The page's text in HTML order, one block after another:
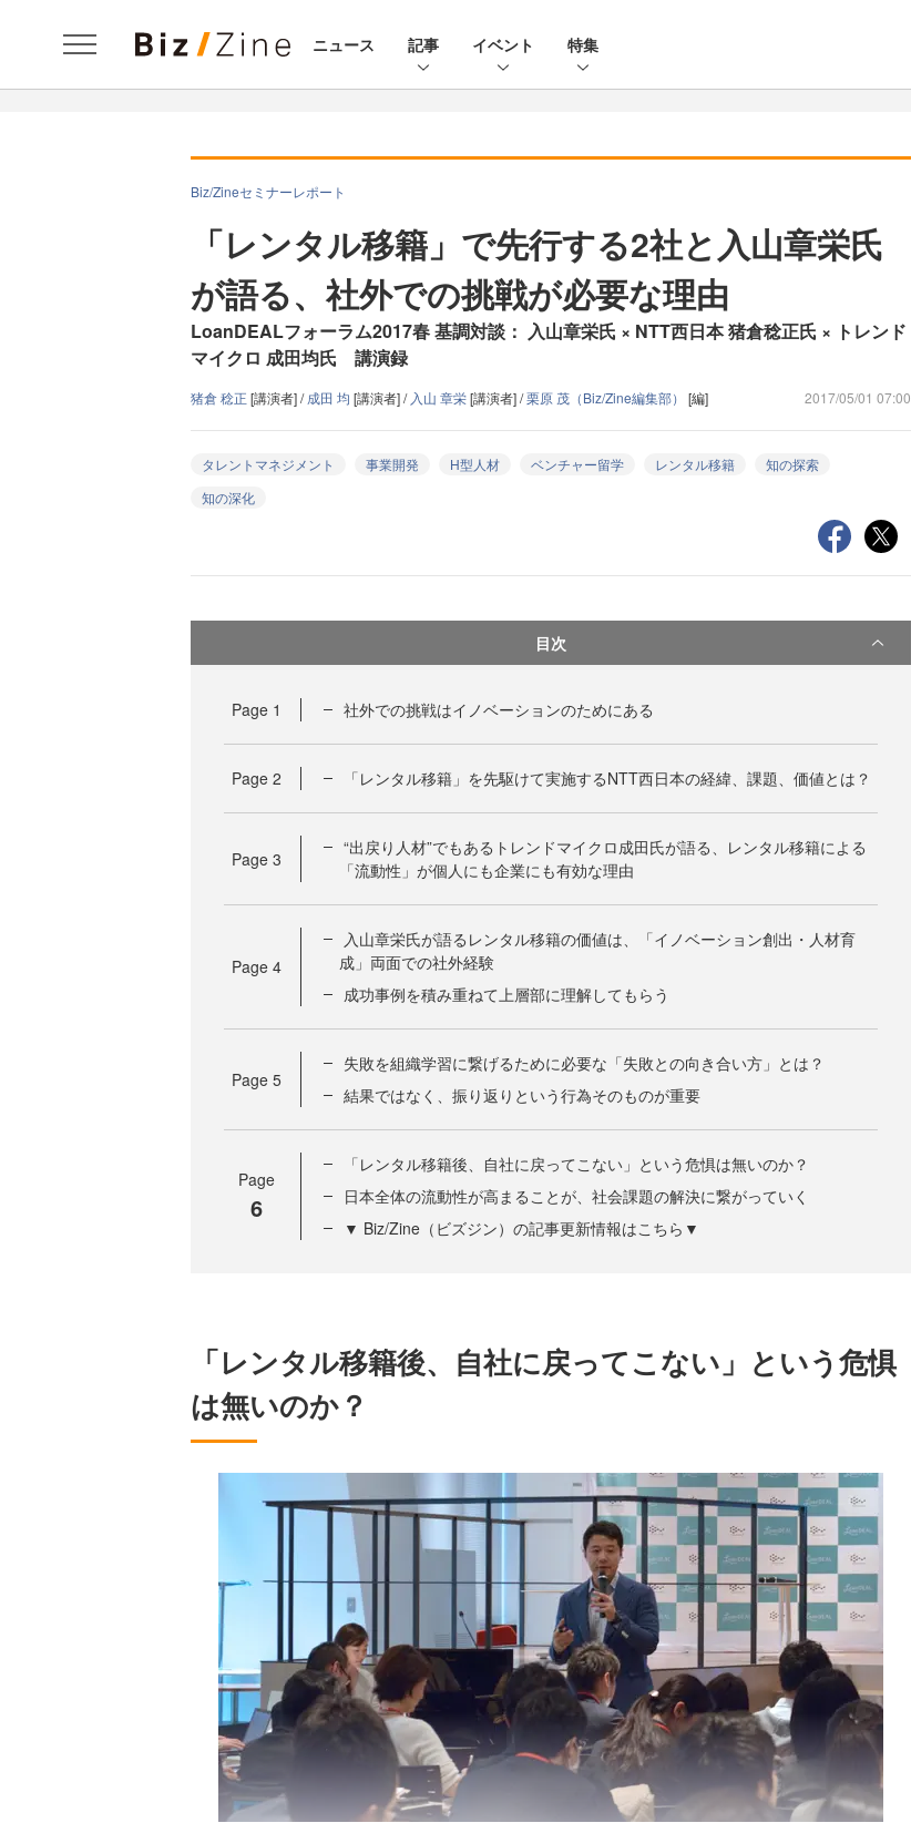
ニュース 記事 イベント 特集
Biz/Zineセミナーレポート
「レンタル移籍」で先行する2社と入山章栄氏
が語る、社外での挑戦が必要な理由
LoanDEALフォーラム2017春 基調対談： 入山章栄氏 × NTT西日本 猪倉稔正氏 × トレンド
マイクロ 成田均氏 講演録
猪倉 稔正 [講演者] /成田 均 [講演者] / 入山 章栄[講演者] /栗原 茂（Biz/Zine編集部） [編] 2017/05/01 07:00
タレントマネジメント 事業開発 H型人材 ベンチャー留学 レンタル移籍
知の探索
知の深化
目次
Page 1 社外での挑戦はイノベーションのためにある
Page 2 「レンタル移籍」を先駆けて実施するNTT西日本の経緯、課題、価値とは？
Page 3
“出戻り人材”でもあるトレンドマイクロ成田氏が語る、レンタル移籍による
「流動性」が個人にも企業にも有効な理由
Page 4
入山章栄氏が語るレンタル移籍の価値は、「イノベーション創出・人材育
成」両面での社外経験
成功事例を積み重ねて上層部に理解してもらう
Page 5
失敗を組織学習に繋げるために必要な「失敗との向き合い方」とは？
結果ではなく、振り返りという行為そのものが重要
Page
6
「レンタル移籍後、自社に戻ってこない」という危惧は無いのか？
日本全体の流動性が高まることが、社会課題の解決に繋がっていく
▼ Biz/Zine（ビズジン）の記事更新情報はこちら▼
「レンタル移籍後、自社に戻ってこない」という危惧
は無いのか？